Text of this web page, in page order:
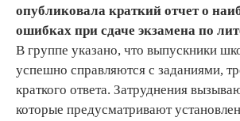
опубликовала краткий отчет о
ошибках при сдаче экзамена по
В группе указано, что выпускники
успешно справляются с заданиями,
краткого ответа. Затруднения
которые предусматривают